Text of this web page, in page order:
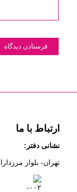
ارتباط با ما
نشانی دفتر:
تهران- بلوار